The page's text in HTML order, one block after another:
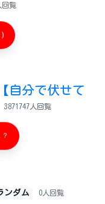
回覧
自分で伏せて
3871747人回覧
ンダム 0人回覧